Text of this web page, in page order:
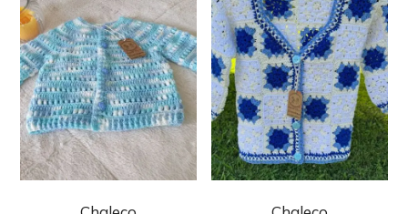
6 a 7 Años(2)
Extra Large (XL)
Rango de Precio
Filter by rating